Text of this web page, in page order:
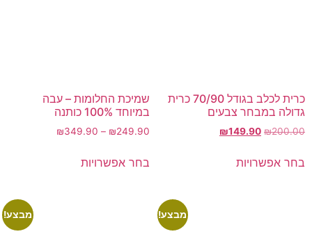
כרית לכלב בגודל 70/90 כרית
גדולה במבחר צבעים
₪200.00
₪149.90
בחר אפשרויות
שמיכת החלומות – עבה
במיוחד 100% כותנה
₪249.90
–
₪349.90
בחר אפשרויות
מבצע! מבצע!